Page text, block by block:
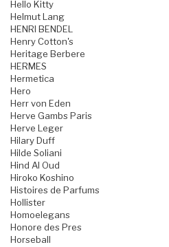
Hello Kitty
Helmut Lang
HENRI BENDEL
Henry Cotton's
Heritage Berbere
HERMES
Hermetica
Hero
Herr von Eden
Herve Gambs Paris
Herve Leger
Hilary Duff
Hilde Soliani
Hind Al Oud
Hiroko Koshino
Histoires de Parfums
Hollister
Homoelegans
Honore des Pres
Horseball